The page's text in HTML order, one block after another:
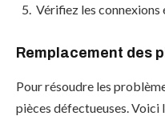
Vérifiez les connexions
Remplacement des
Pour résoudre les
pièces défectueuses. Voici